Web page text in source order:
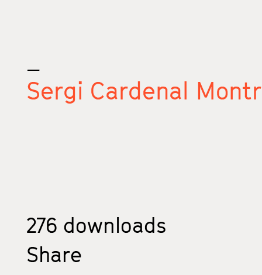
_
Sergi Cardenal
276 downloads
Share